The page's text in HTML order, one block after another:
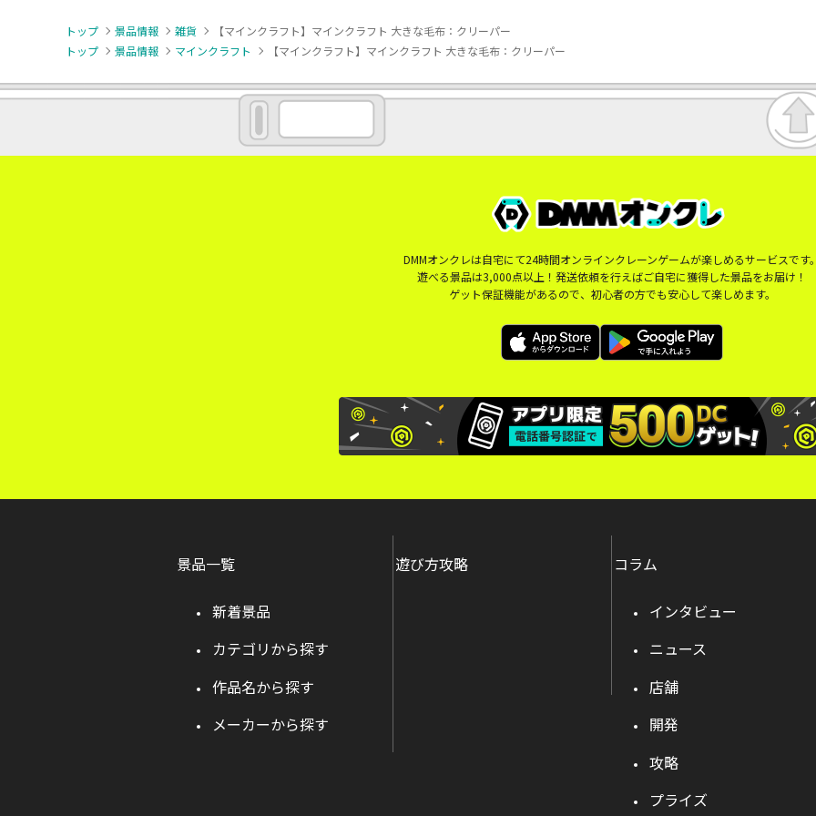
トップ 景品情報 雑貨
【マインクラフト】マインクラフト 大きな毛布：クリーパー
トップ
景品情報 マインクラフト 【マインクラフト】マインクラフト 大きな毛布：クリーパー
DMMオンクレは自宅にて24時間オンラインクレーンゲームが楽しめるサービスです
遊べる景品は3,000点以上！発送依頼を行えばご自宅に獲得した景品をお届け！
ゲット保証機能があるので、初心者の方でも安心して楽しめます。
景品一覧
新着景品
カテゴリから探す
作品名から探す
メーカーから探す
遊び方攻略 コラム
インタビュー
ニュース
店舗
開発
攻略
プライズ